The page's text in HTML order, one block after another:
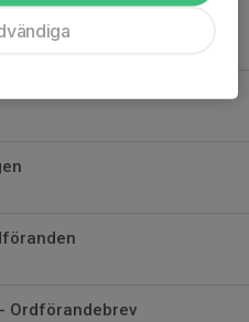
2026
Ordförandebrev